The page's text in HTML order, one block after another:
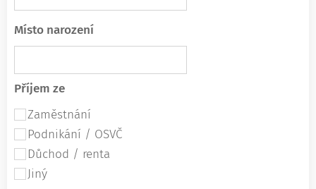
Místo narození
Příjem ze
Zaměstnání
Podnikání / OSVČ
Důchod / renta
Jiný